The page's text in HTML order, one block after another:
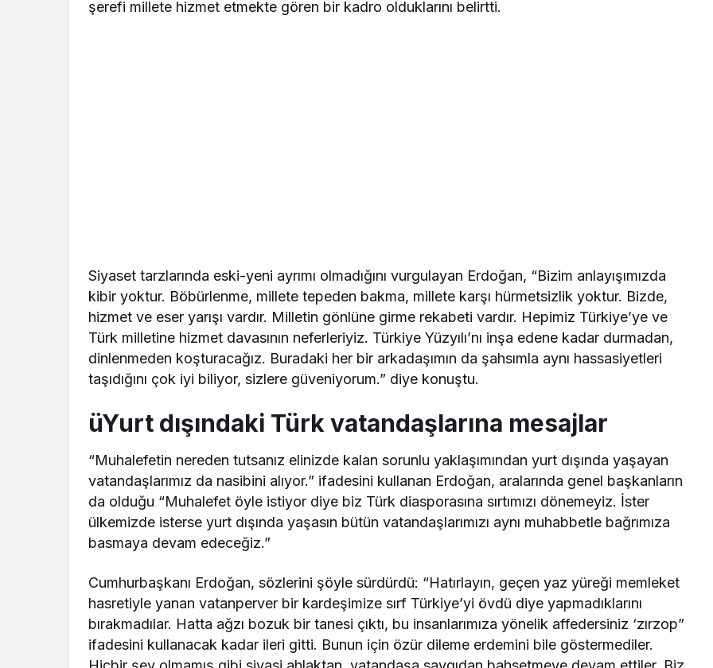
şerefi millete hizmet etmekte gören bir kadro olduklarını belirtti.
Siyaset tarzlarında eski-yeni ayrımı olmadığını vurgulayan Erdoğan, “Bizim anlayışımızda
kibir yoktur. Böbürlenme, millete tepeden bakma, millete karşı hürmetsizlik yoktur. Bizde,
hizmet ve eser yarışı vardır. Milletin gönlüne girme rekabeti vardır. Hepimiz Türkiye’ye ve
Türk milletine hizmet davasının neferleriyiz. Türkiye Yüzyılı’nı inşa edene kadar durmadan,
dinlenmeden koşturacağız. Buradaki her bir arkadaşımın da şahsımla aynı hassasiyetleri
taşıdığını çok iyi biliyor, sizlere güveniyorum.” diye konuştu.
üYurt dışındaki Türk vatandaşlarına mesajlar
“Muhalefetin nereden tutsanız elinizde kalan sorunlu yaklaşımından yurt dışında yaşayan
vatandaşlarımız da nasibini alıyor.” ifadesini kullanan Erdoğan, aralarında genel başkanların
da olduğu “Muhalefet öyle istiyor diye biz Türk diasporasına sırtımızı dönemeyiz. İster
ülkemizde isterse yurt dışında yaşasın bütün vatandaşlarımızı aynı muhabbetle bağrımıza
basmaya devam edeceğiz.”
Cumhurbaşkanı Erdoğan, sözlerini şöyle sürdürdü: “Hatırlayın, geçen yaz yüreği memleket
hasretiyle yanan vatanperver bir kardeşimize sırf Türkiye’yi övdü diye yapmadıklarını
bırakmadılar. Hatta ağzı bozuk bir tanesi çıktı, bu insanlarımıza yönelik affedersiniz ‘zırzop”
ifadesini kullanacak kadar ileri gitti. Bunun için özür dileme erdemini bile göstermediler.